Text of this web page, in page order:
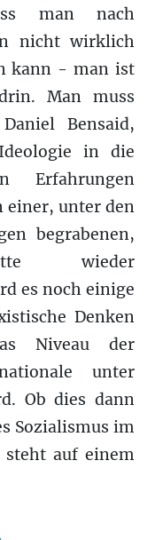
man nach
nicht wirklich
kann - man ist
Man muss
Bensaid,
in die
Erfahrungen
einer, unter den
begrabenen,
wieder
es noch einige
Denken
Niveau der
unter
Ob dies dann
Sozialismus im
steht auf einem